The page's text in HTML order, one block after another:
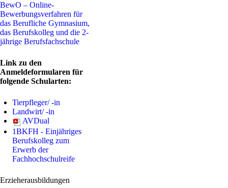
BewO – Online-
Bewerbungsverfahren für
das Berufliche Gymnasium,
das Berufskolleg und die 2-
jährige Berufsfachschule
Link zu den
Anmeldeformularen für
folgende Schularten:
Tierpfleger/ -in
Landwirt/ -in
AVDual
1BKFH - Einjähriges
Berufskolleg zum
Erwerb der
Fachhochschulreife
Erzieherausbildungen